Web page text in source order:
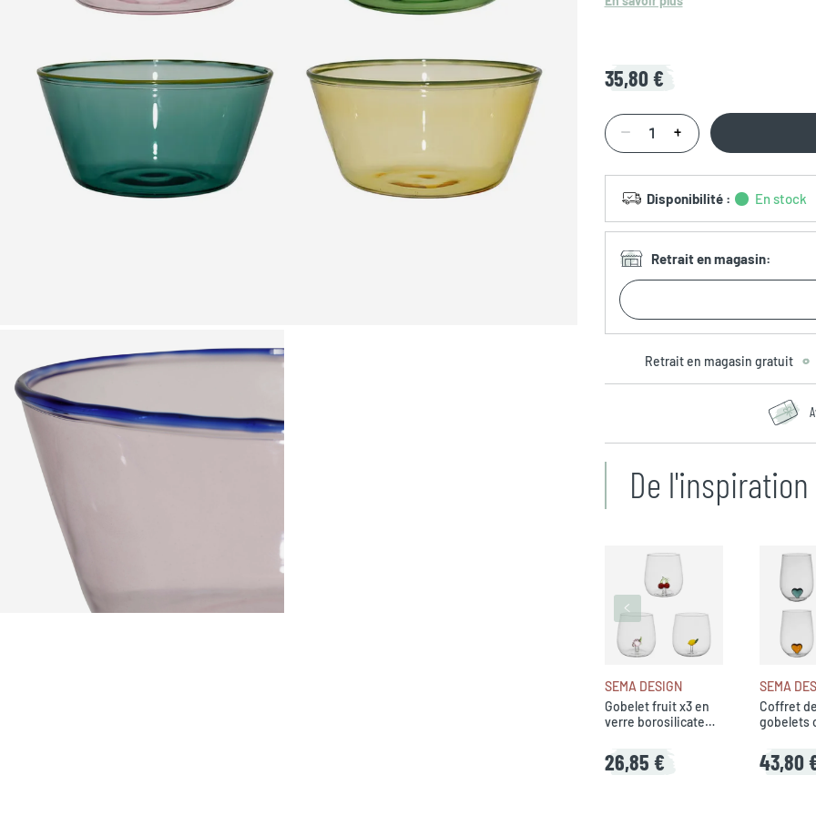
Zoomer sur l'image
35,80 €
Disponibilité : En stock
Retrait en magasin:
Retrait en magasin gratuit
De
SEMA DESIGN
Gobelet fruit x3 en
verre borosilicate
26,85 €
SEMA
Coffret
gobelets
60cl -
43,80